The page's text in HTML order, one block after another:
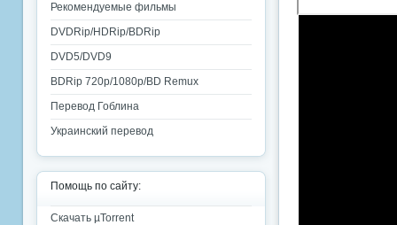
Рекомендуемые фильмы
DVDRip/HDRip/BDRip
DVD5/DVD9
BDRip 720p/1080p/BD Remux
Перевод Гоблина
Украинский перевод
Помощь по сайту:
Скачать µTorrent